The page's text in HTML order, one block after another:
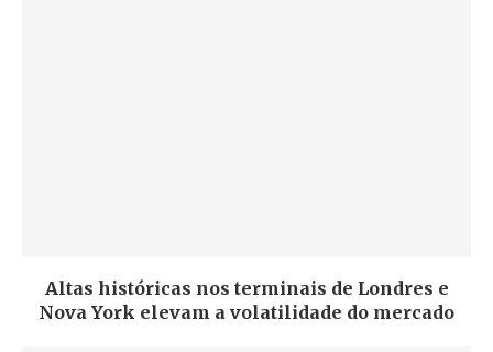
Altas históricas nos terminais de Londres e
Nova York elevam a volatilidade do mercado